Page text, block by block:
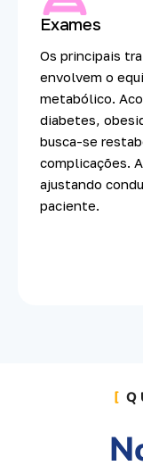
Exames
Os principais
envolvem o
metabólico.
diabetes,
busca-se
complicações.
ajustando
paciente.